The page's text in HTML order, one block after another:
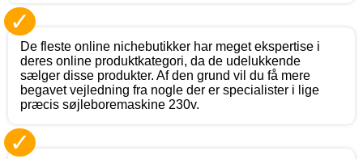
✓
De fleste online nichebutikker har meget ekspertise i
deres online produktkategori, da de udelukkende
sælger disse produkter. Af den grund vil du få mere
begavet vejledning fra nogle der er specialister i lige
præcis søjleboremaskine 230v.
✓